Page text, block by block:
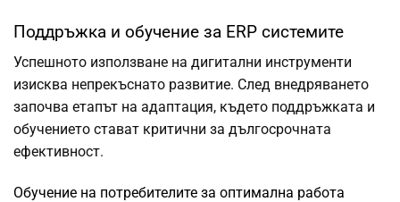
Поддръжка и обучение за ERP системите
Успешното използване на дигитални инструменти
изисква непрекъснато развитие. След внедряването
започва етапът на адаптация, където поддръжката и
обучението стават критични за дългосрочната
ефективност.
Обучение на потребителите за оптимална работа